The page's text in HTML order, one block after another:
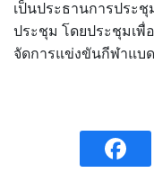
เป็นประธานการประ
ประชุม โดยประชุมเพื่
จัดการแข่งขันกีฬาแบ